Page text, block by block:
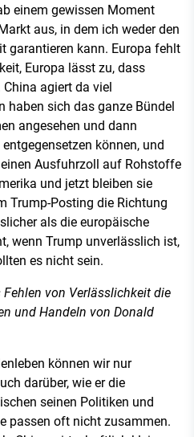
einem gewissen Moment
aus, in dem ich weder den
garantieren kann. Europa fehlt
Europa lässt zu, dass
agiert da viel
haben sich das ganze Bündel
angesehen und dann
können, und
Ausfuhrzoll auf Rohstoffe
und jetzt bleiben sie
Trump-Posting die Richtung
als die europäische
wenn Trump unverlässlich ist,
es nicht sein.
von Verlässlichkeit die
und Handeln von Donald
können wir nur
darüber, wie er die
seinen Politiken und
passen oft nicht zusammen.